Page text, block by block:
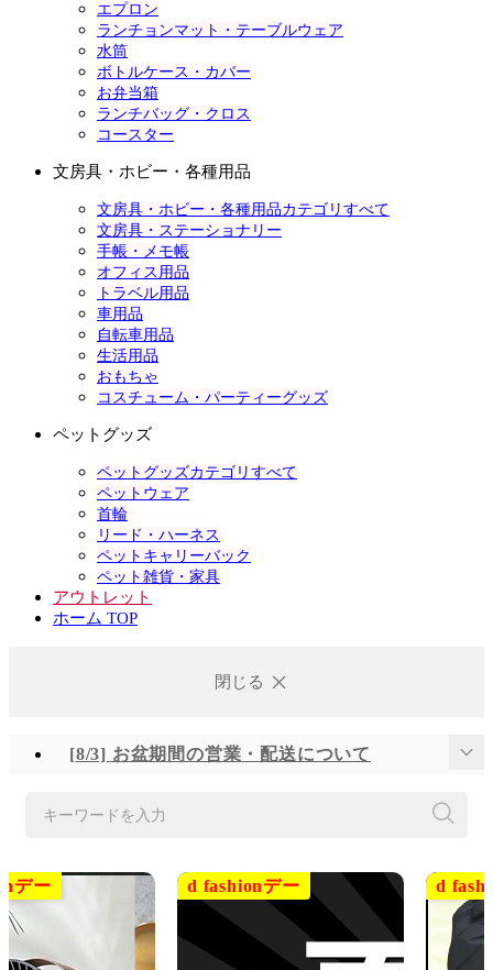
エプロン
ランチョンマット・テーブルウェア
水筒
ボトルケース・カバー
お弁当箱
ランチバッグ・クロス
コースター
文房具・ホビー・各種用品
文房具・ホビー・各種用品カテゴリすべて
文房具・ステーショナリー
手帳・メモ帳
オフィス用品
トラベル用品
車用品
自転車用品
生活用品
おもちゃ
コスチューム・パーティーグッズ
ペットグッズ
ペットグッズカテゴリすべて
ペットウェア
首輪
リード・ハーネス
ペットキャリーバック
ペット雑貨・家具
アウトレット
ホーム TOP
閉じる
[8/3] お盆期間の営業・配送について
[6/23] システムメンテナンスの実施について
[6/2] システムメンテナンスの実施について
キーワードを入力